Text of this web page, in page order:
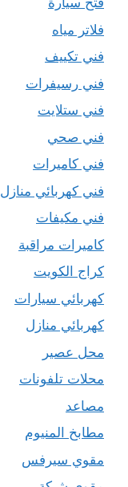
فلاتر مياه
فني تكييف
فني رسيفرات
فني ستلايت
فني صحي
فني كاميرات
فني كهربائي منازل
فني مكيفات
كاميرات مراقبة
كراج الكويت
كهربائي سيارات
كهربائي منازل
محل عصير
محلات تلفونات
مصاعد
مطابخ المنيوم
مقوي سيرفس